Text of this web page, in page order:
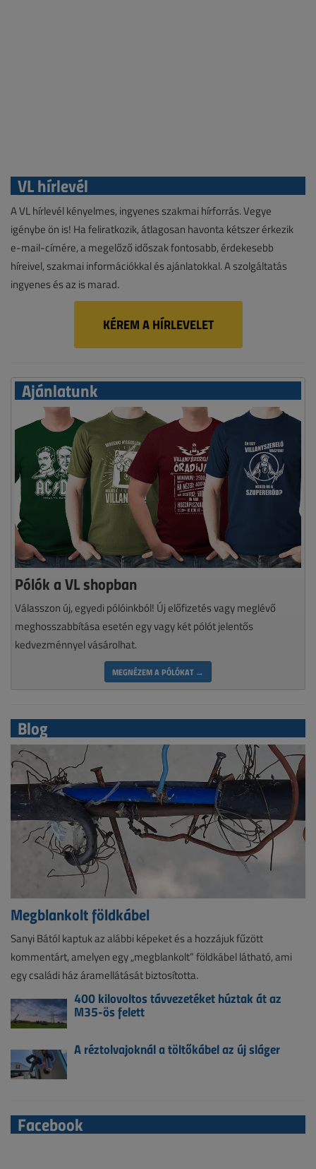
VL hírlevél
A VL hírlevél kényelmes, ingyenes szakmai hírforrás. Vegye
igénybe ön is! Ha feliratkozik, átlagosan havonta kétszer érkezik
e-mail-címére, a megelőző időszak fontosabb, érdekesebb
híreivel, szakmai információkkal és ajánlatokkal. A szolgáltatás
ingyenes és az is marad.
KÉREM A HÍRLEVELET
Ajánlatunk
Pólók a VL shopban
Válasszon új, egyedi pólóinkból! Új előfizetés vagy meglévő
meghosszabbítása esetén egy vagy két pólót jelentős
kedvezménnyel vásárolhat.
MEGNÉZEM A PÓLÓKAT →
Blog
Megblankolt földkábel
Sanyi Bától kaptuk az alábbi képeket és a hozzájuk fűzött
kommentárt, amelyen egy „megblankolt” földkábel látható, ami
egy családi ház áramellátását biztosította.
400 kilovoltos távvezetéket húztak át az
M35-ös felett
A réztolvajoknál a töltőkábel az új sláger
Facebook